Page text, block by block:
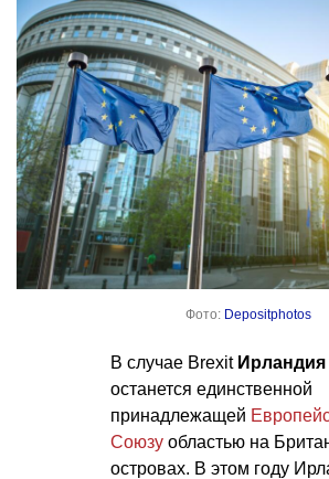
Фото: Depositphotos
В случае Brexit Ирландия
останется единственной
принадлежащей
Союзу областью на
островах. В этом году